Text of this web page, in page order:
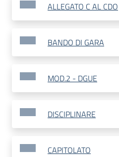
ALLEGATO C AL CDO
BANDO DI GARA
MOD.2 - DGUE
DISCIPLINARE
CAPITOLATO